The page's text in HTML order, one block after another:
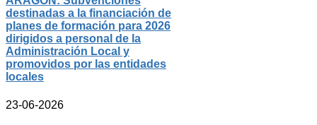
destinadas a la financiación de
planes de formación para 2026
dirigidos a personal de la
Administración Local y
promovidos por las entidades
locales
23-06-2026